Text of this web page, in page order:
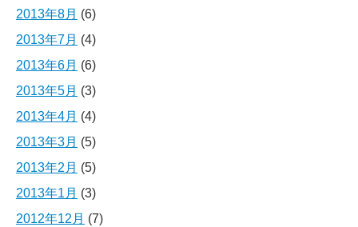
2013年8月 (6)
2013年7月 (4)
2013年6月 (6)
2013年5月 (3)
2013年4月 (4)
2013年3月 (5)
2013年2月 (5)
2013年1月 (3)
2012年12月 (7)